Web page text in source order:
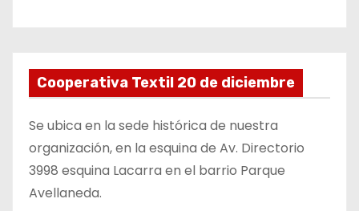
Cooperativa Textil 20 de diciembre
Se ubica en la sede histórica de nuestra
organización, en la esquina de Av. Directorio
3998 esquina Lacarra en el barrio Parque
Avellaneda.